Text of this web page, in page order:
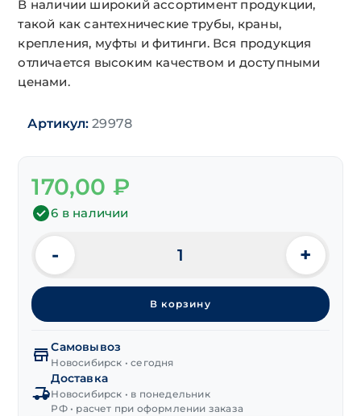
В наличии широкий ассортимент продукции,
такой как сантехнические трубы, краны,
крепления, муфты и фитинги. Вся продукция
отличается высоким качеством и доступными
ценами.
Артикул: 29978
170,00 ₽
6 в наличии
Количество
товара
Подводка
гибкая
г/
ш
1/2"
400 мм
- +
В корзину
Самовывоз
Новосибирск • сегодня
Доставка
Новосибирск • в понедельник
РФ • расчет при оформлении заказа